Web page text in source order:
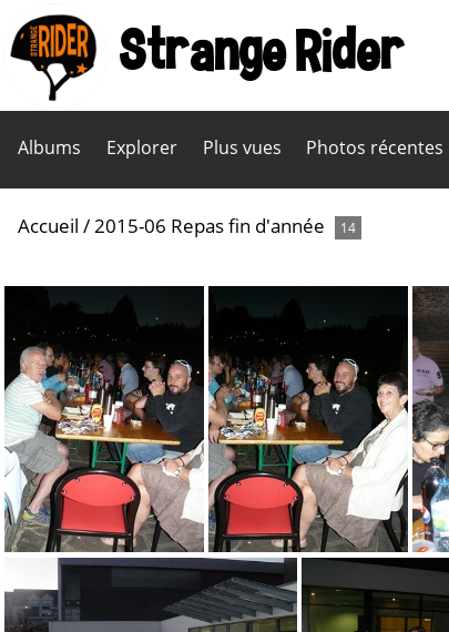
Strange Rider
Albums Explorer Plus vues Photos récentes
Accueil /2015-06 Repas fin d'année 14